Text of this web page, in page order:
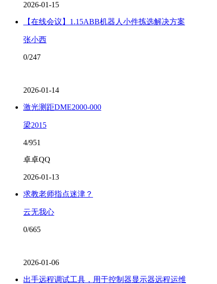
2026-01-15
【在线会议】1.15ABB机器人小件拣选解决方案
张小西
0/247
2026-01-14
激光测距DME2000-000
梁2015
4/951
卓卓QQ
2026-01-13
求教老师指点迷津？
云无我心
0/665
2026-01-06
出手远程调试工具，用于控制器显示器远程运维